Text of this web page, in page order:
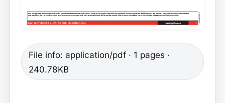
File info: application/pdf · 1 pages ·
240.78KB